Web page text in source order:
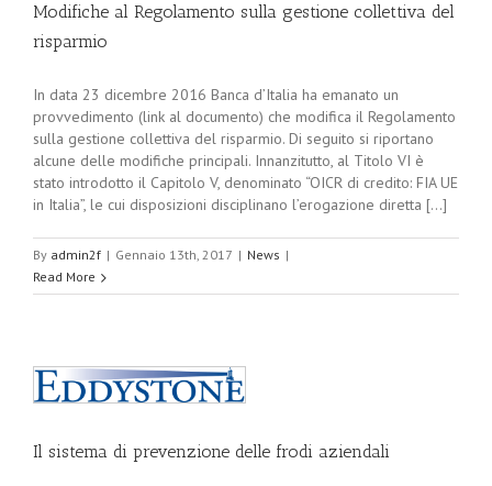
Modifiche al Regolamento sulla gestione collettiva del
risparmio
In data 23 dicembre 2016 Banca d’Italia ha emanato un
provvedimento (link al documento) che modifica il Regolamento
sulla gestione collettiva del risparmio. Di seguito si riportano
alcune delle modifiche principali. Innanzitutto, al Titolo VI è
stato introdotto il Capitolo V, denominato “OICR di credito: FIA UE
in Italia”, le cui disposizioni disciplinano l’erogazione diretta [...]
By admin2f | Gennaio 13th, 2017 | News |
Read More
Il sistema di prevenzione delle frodi aziendali